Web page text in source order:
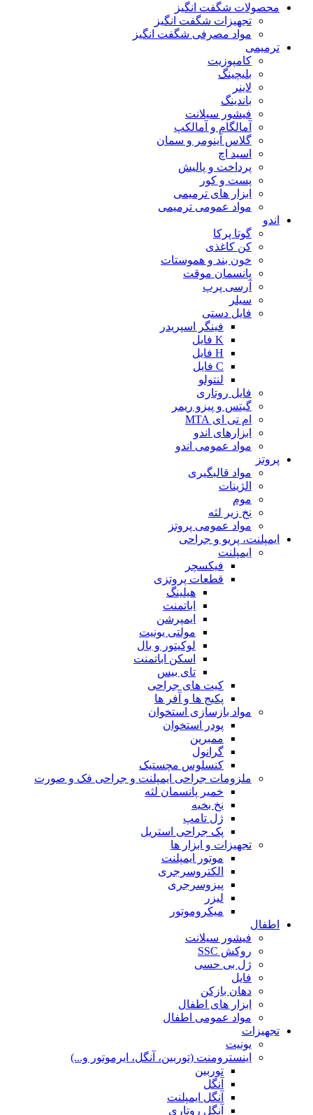
محصولات شگفت انگیز
تجهیزات شگفت انگیز
مواد مصرفی شگفت انگیز
ترمیمی
کامپوزیت
بلیچینگ
لاینر
باندینگ
فیشور سیلانت
آمالگام و آمالکپ
گلاس آینومر و سمان
اسید اچ
پرداخت و پالیش
پست و کور
ابزار های ترمیمی
مواد عمومی ترمیمی
اندو
گوتا پرکا
کن کاغذی
خون بند و هموستات
پانسمان موقت
آرسی پرپ
سیلر
فایل دستی
فینگر اسپریدر
K فایل
H فایل
C فایل
لنتولو
فایل روتاری
گیتس و پیزو ریمر
ام تی ای MTA
ابزارهای اندو
مواد عمومی اندو
پروتز
مواد قالبگیری
الژینات
موم
نخ زیر لثه
مواد عمومی پروتز
ایمپلنت، پریو و جراحی
ایمپلنت
فیکسچر
قطعات پروتزی
هیلینگ
اباتمنت
ایمپرشن
مولتی یونیت
لوکیتور و بال
اسکن اباتمنت
تای بیس
کیت های جراحی
پکیج ها و آفر ها
مواد بازسازی استخوان
پودر استخوان
ممبرین
گرانول
کنسلوس مچستیک
ملزومات جراحی ایمپلنت و جراحی فک و صورت
خمیر پانسمان لثه
نخ بخیه
ژل تامپ
پک جراحی استریل
تجهیزات و ابزار ها
موتور ایمپلنت
الکتروسرجری
پیزوسرجری
لیزر
میکروموتور
اطفال
فیشور سیلانت
روکش SSC
ژل بی حسی
فایل
دهان بازکن
ابزار های اطفال
مواد عمومی اطفال
تجهیزات
یونیت
اینسترومنت (توربین، آنگل، ایرموتور و...)
توربین
آنگل
آنگل ایمپلنت
آنگل روتاری